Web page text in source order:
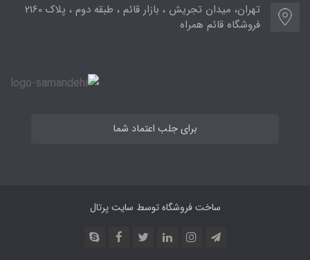
تهران، میدان تجریش ، بازار قائم ، طبقه دوم ، پلاک 2160
فروشگاه قائم همراه
برای جلب اعتماد شما
ساخت فروشگاه توسط سایت پرتال